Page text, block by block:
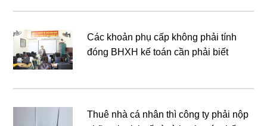
Các khoản phụ cấp không phải tính
đóng BHXH kế toán cần phải biết
Thuê nhà cá nhân thì công ty phải nộp